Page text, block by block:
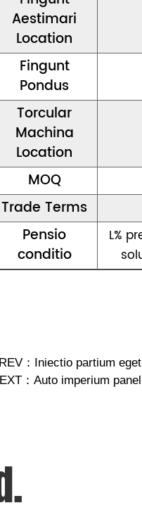
Aestimari
Location
Fingunt
Pondus
Torcular
Machina
Location
MOQ
Trade Terms
Pensio
conditio
L%
： Iniectio partium eget
： Auto imperium